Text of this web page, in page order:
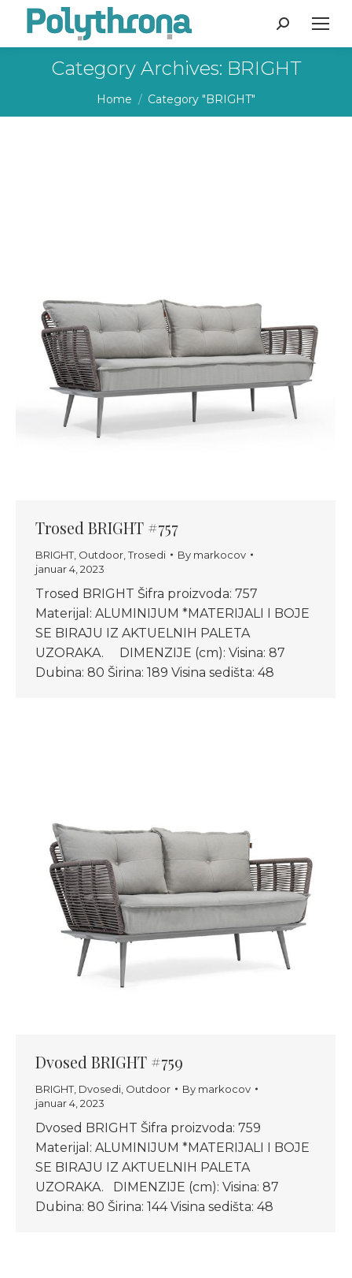
Search:
Category Archives: BRIGHT
You are here:
Home Category "BRIGHT"
Trosed BRIGHT #757
BRIGHT, Outdoor ,Trosedi By markocov
januar 4, 2023
Trosed BRIGHT Šifra proizvoda: 757
Materijal: ALUMINIJUM *MATERIJALI I BOJE
SE BIRAJU IZ AKTUELNIH PALETA
UZORAKA. DIMENZIJE (cm): Visina: 87
Dubina: 80 Širina: 189 Visina sedišta: 48
Dvosed BRIGHT #759
BRIGHT, Dvosedi Outdoor By markocov
januar 4, 2023
Dvosed BRIGHT Šifra proizvoda: 759
Materijal: ALUMINIJUM *MATERIJALI I BOJE
SE BIRAJU IZ AKTUELNIH PALETA
UZORAKA. DIMENZIJE (cm): Visina: 87
Dubina: 80 Širina: 144 Visina sedišta: 48